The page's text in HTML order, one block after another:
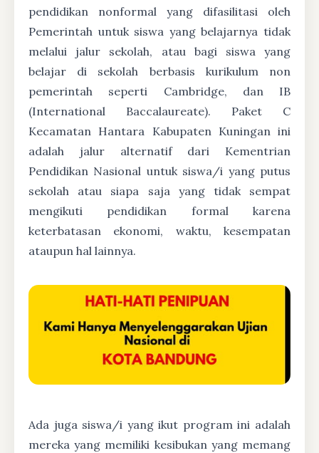
pendidikan nonformal yang difasilitasi oleh
Pemerintah untuk siswa yang belajarnya tidak
melalui jalur sekolah, atau bagi siswa yang
belajar di sekolah berbasis kurikulum non
pemerintah seperti Cambridge, dan IB
(International Baccalaureate). Paket C
Kecamatan Hantara Kabupaten Kuningan ini
adalah jalur alternatif dari Kementrian
Pendidikan Nasional untuk siswa/i yang putus
sekolah atau siapa saja yang tidak sempat
mengikuti pendidikan formal karena
keterbatasan ekonomi, waktu, kesempatan
ataupun hal lainnya.
Ada juga siswa/i yang ikut program ini adalah
mereka yang memiliki kesibukan yang memang